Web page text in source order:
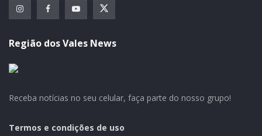
Região dos Vales News
Receba notícias no seu celular, faça parte do nosso grupo!
Termos e condições de uso